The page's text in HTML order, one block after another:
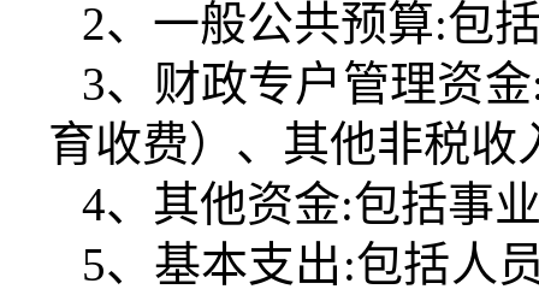
2、一般公共预算:包
3、财政专户管理资金
育收费）、其他非税收
4、其他资金:包括事
5、基本支出:包括人